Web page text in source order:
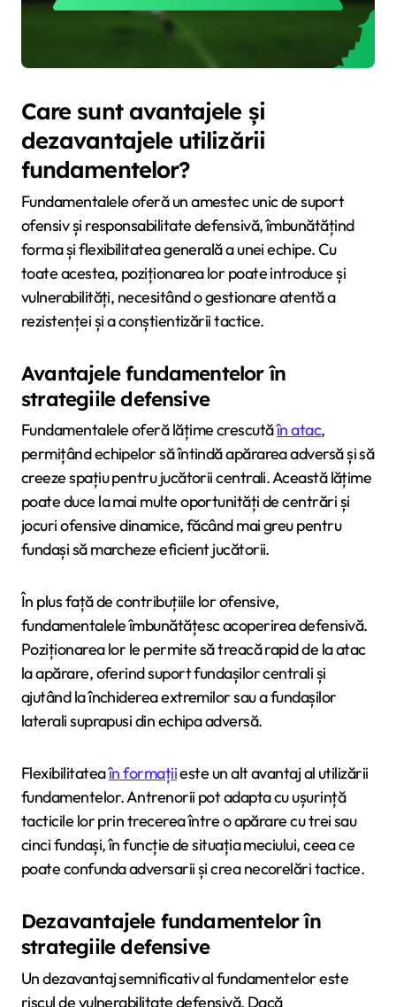
Care sunt avantajele și
dezavantajele utilizării
fundamentelor?
Fundamentalele oferă un amestec unic de suport
ofensiv și responsabilitate defensivă, îmbunătățind
forma și flexibilitatea generală a unei echipe. Cu
toate acestea, poziționarea lor poate introduce și
vulnerabilități, necesitând o gestionare atentă a
rezistenței și a conștientizării tactice.
Avantajele fundamentelor în
strategiile defensive
Fundamentalele oferă lățime crescutăîn atac,
permițând echipelor să întindă apărarea adversă și să
creeze spațiu pentru jucătorii centrali. Această lățime
poate duce la mai multe oportunități de centrări și
jocuri ofensive dinamice, făcând mai greu pentru
fundași să marcheze eficient jucătorii.
În plus față de contribuțiile lor ofensive,
fundamentalele îmbunătățesc acoperirea defensivă.
Poziționarea lor le permite să treacă rapid de la atac
la apărare, oferind suport fundașilor centrali și
ajutând la închiderea extremilor sau a fundașilor
laterali suprapusi din echipa adversă.
Flexibilitateaîn formațiieste un alt avantaj al utilizării
fundamentelor. Antrenorii pot adapta cu ușurință
tacticile lor prin trecerea între o apărare cu trei sau
cinci fundași, în funcție de situația meciului, ceea ce
poate confunda adversarii și crea necorelări tactice.
Dezavantajele fundamentelor în
strategiile defensive
Un dezavantaj semnificativ al fundamentelor este
riscul de vulnerabilitate defensivă. Dacă